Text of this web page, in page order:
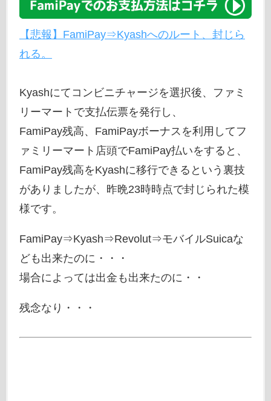
【悲報】FamiPay⇒Kyashへのルート、封じら
れる。
Kyashにてコンビニチャージを選択後、ファミ
リーマートで支払伝票を発行し、
FamiPay残高、FamiPayボーナスを利用してフ
ァミリーマート店頭でFamiPay払いをすると、
FamiPay残高をKyashに移行できるという裏技
がありましたが、昨晩23時時点で封じられた模
様です。
FamiPay⇒Kyash⇒Revolut⇒モバイルSuicaな
ども出来たのに・・・
場合によっては出金も出来たのに・・
残念なり・・・